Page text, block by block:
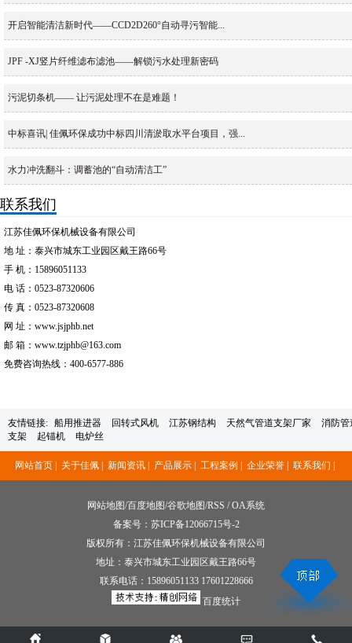
开启智能清洁新时代——CCD2D260°自动寻污智能...
JPF -XJ竖片纤维滤布滤池——解锁污水处理新密码
污泥切条机—— 让污泥处理不在是难题！
中标喜讯| 佳佩环保成功中标四川清淤取水平台项目，强...
水力冲洗翻斗：调蓄池的“自动清洁工”
联系我们
江苏佳佩环保机械设备有限公司
地 址：泰兴市城东工业园区戴王路66号
手 机：15896051133
电 话：0523-87320606
传 真：0523-87320608
网 址：www.jsjphb.net
邮 箱：www.tzjphb@163.com
免费咨询热线：400-6577-886
友情链接: 船用推进器 回转式风机 江苏钢结构 天然气管道支架厂家
消防管
支架
起锚机 电炉丝
网站首页 | 关于佳佩 | 新闻资讯 | 产品展示 | 工程案例 | 企业荣誉 | 联系我们 |
网站地图/百度地图/谷歌地图/RSS /OA系统
备案号： 苏ICP备12066715号-2
版权所有：江苏佳佩环保机械设备有限公司
地址：泰兴市城东工业园区戴王路66号
联系电话： 15896051133 17601228666
百度统计